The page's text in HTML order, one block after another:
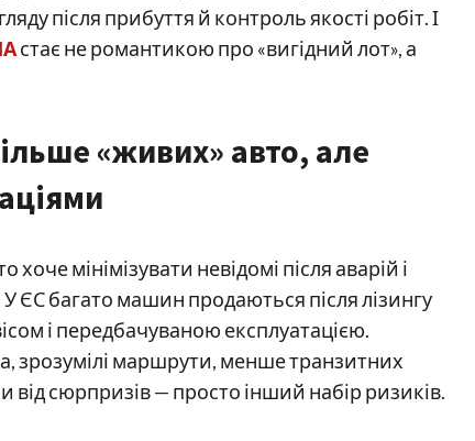
після прибуття й контроль якості робіт. І
стає не романтикою про «вигідний лот», а
«живих» авто, але
мінімізувати невідомі після аварій і
ЄС багато машин продаються після лізингу
і передбачуваною експлуатацією.
зрозумілі маршрути, менше транзитних
від сюрпризів — просто інший набір ризиків.